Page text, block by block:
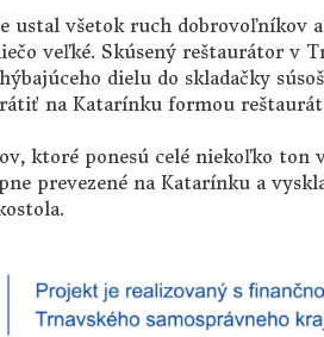
ustal všetok ruch dobrovoľníkov
veľké. Skúsený reštaurátor v
dielu do skladačky
na Katarínku formou
ktoré ponesú celé niekoľko ton
prevezené na Katarínku a